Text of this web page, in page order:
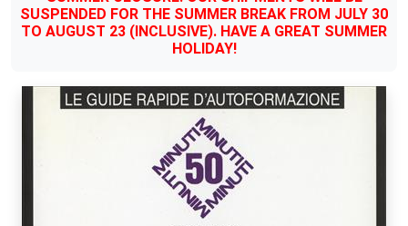
SUSPENDED FOR THE SUMMER BREAK FROM JULY 30
TO AUGUST 23 (INCLUSIVE). HAVE A GREAT SUMMER
HOLIDAY!